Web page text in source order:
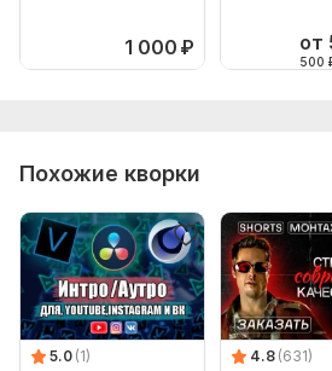
1 000 ₽ от
500
Похожие кворки
5.0 (1)
4.8 (631)